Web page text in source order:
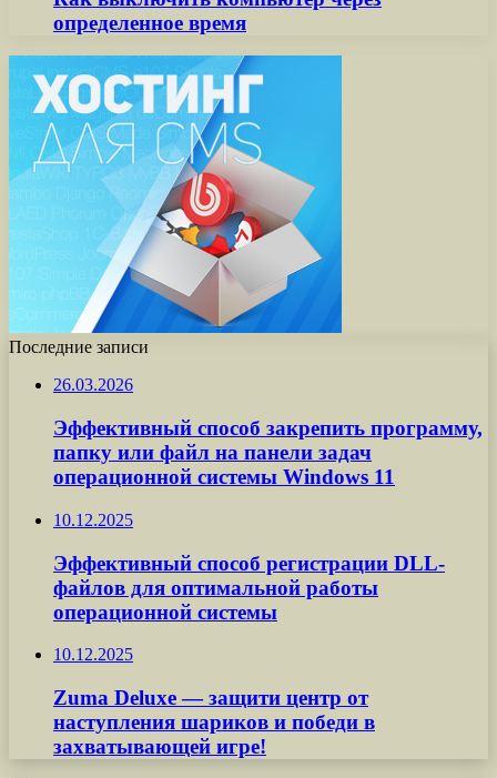
определенное время
Последние записи
26.03.2026
Эффективный способ закрепить программу,
папку или файл на панели задач
операционной системы Windows 11
10.12.2025
Эффективный способ регистрации DLL-
файлов для оптимальной работы
операционной системы
10.12.2025
Zuma Deluxe — защити центр от
наступления шариков и победи в
захватывающей игре!